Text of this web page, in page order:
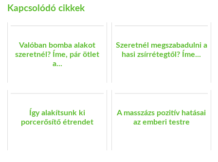
Kapcsolódó cikkek
Valóban bomba alakot
szeretnél? Íme, pár ötlet
a...
Szeretnél megszabadulni a
hasi zsírrétegtől? Íme...
Így alakítsunk ki
porcerősítő étrendet
A masszázs pozitív hatásai
az emberi testre